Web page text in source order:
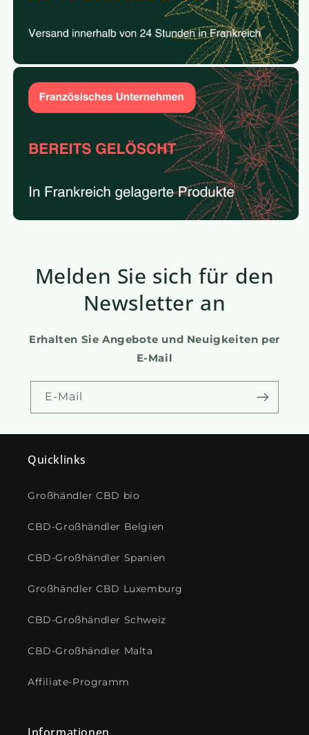
Melden Sie sich für den
Newsletter an
Erhalten Sie Angebote und Neuigkeiten per
E-Mail
E-Mail
Quicklinks
Großhändler CBD bio
CBD-Großhändler Belgien
CBD-Großhändler Spanien
Großhändler CBD Luxemburg
CBD-Großhändler Schweiz
CBD-Großhändler Malta
Affiliate-Programm